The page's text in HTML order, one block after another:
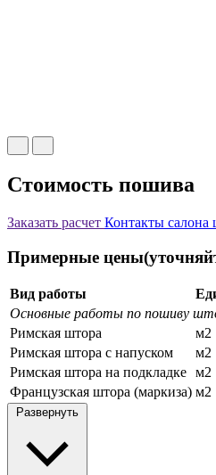
Стоимость пошива
Заказать расчет Контакты салона
Примерные
Вид работы
Основные работы по пошиву
Римская штора
м2
Римская штора с напуском
м2
Римская штора на подкладке м2
Французская штора (маркиза) м2
Развернуть